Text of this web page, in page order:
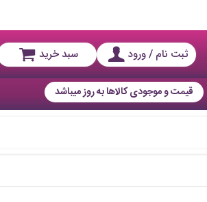
ثبت نام / ورود سبد خرید
قیمت و موجودی کالاها به روز میباشد